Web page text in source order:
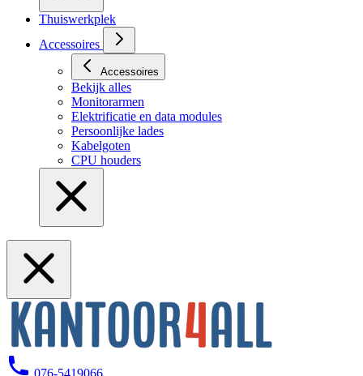
Thuiswerkplek
Accessoires
Accessoires
Bekijk alles
Monitorarmen
Elektrificatie en data modules
Persoonlijke lades
Kabelgoten
CPU houders
076-5419066